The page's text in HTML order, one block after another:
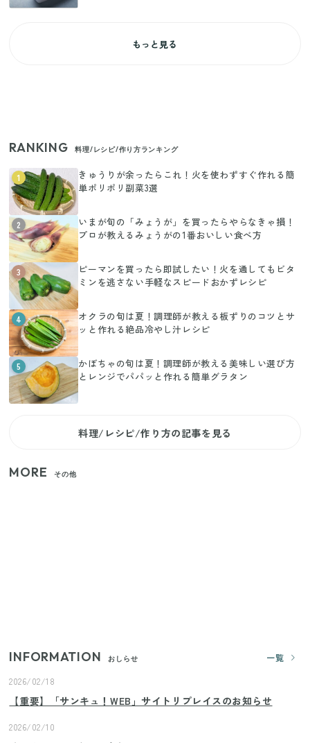
もっと見る
RANKING 料理/レシピ/作り方ランキング
1
きゅうりが余ったらこれ！火を使わずすぐ作れる簡
単ポリポリ副菜3選
2
いまが旬の「みょうが」を買ったらやらなきゃ損！
プロが教えるみょうがの1番おいしい食べ方
3
ピーマンを買ったら即試したい！火を通してもビタ
ミンを逃さない手軽なスピードおかずレシピ
4
オクラの旬は夏！調理師が教える板ずりのコツとサ
ッと作れる絶品冷やし汁レシピ
5
かぼちゃの旬は夏！調理師が教える美味しい選び方
とレンジでパパッと作れる簡単グラタン
料理/レシピ/作り方の記事を見る
MORE その他
INFORMATION おしらせ
一覧
2026/02/18
【重要】「サンキュ！WEB」サイトリプレイスのお知らせ
2026/02/10